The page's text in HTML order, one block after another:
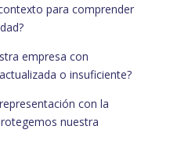
para comprender
empresa con
o insuficiente?
con la
nuestra